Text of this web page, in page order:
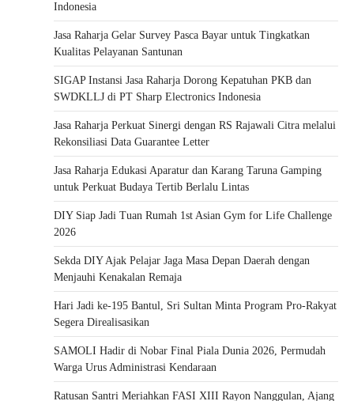
Indonesia
Jasa Raharja Gelar Survey Pasca Bayar untuk Tingkatkan
Kualitas Pelayanan Santunan
SIGAP Instansi Jasa Raharja Dorong Kepatuhan PKB dan
SWDKLLJ di PT Sharp Electronics Indonesia
Jasa Raharja Perkuat Sinergi dengan RS Rajawali Citra melalui
Rekonsiliasi Data Guarantee Letter
Jasa Raharja Edukasi Aparatur dan Karang Taruna Gamping
untuk Perkuat Budaya Tertib Berlalu Lintas
DIY Siap Jadi Tuan Rumah 1st Asian Gym for Life Challenge
2026
Sekda DIY Ajak Pelajar Jaga Masa Depan Daerah dengan
Menjauhi Kenakalan Remaja
Hari Jadi ke-195 Bantul, Sri Sultan Minta Program Pro-Rakyat
Segera Direalisasikan
SAMOLI Hadir di Nobar Final Piala Dunia 2026, Permudah
Warga Urus Administrasi Kendaraan
Ratusan Santri Meriahkan FASI XIII Rayon Nanggulan, Ajang